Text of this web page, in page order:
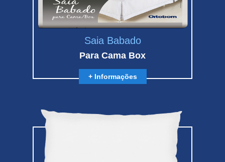
Saia Babado
Para Cama Box
+ Informações